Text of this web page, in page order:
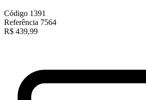
Código 1391
Referência 7564
R$ 439,99